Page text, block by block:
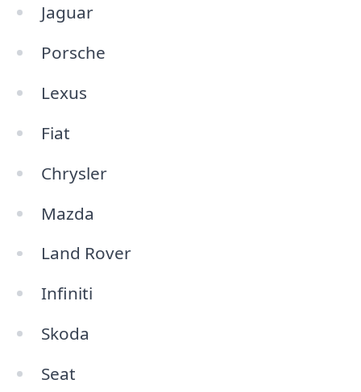
Jaguar
Porsche
Lexus
Fiat
Chrysler
Mazda
Land Rover
Infiniti
Skoda
Seat